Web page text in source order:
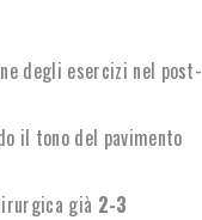
degli esercizi nel post-
il tono del pavimento
già 2-3